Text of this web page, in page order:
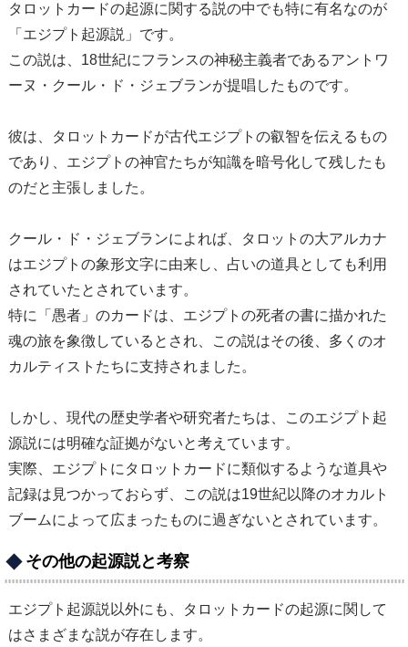
タロットカードの起源に関する説の中でも特に有名なのが
「エジプト起源説」です。
この説は、18世紀にフランスの神秘主義者であるアントワ
ーヌ・クール・ド・ジェブランが提唱したものです。
彼は、タロットカードが古代エジプトの叡智を伝えるもの
であり、エジプトの神官たちが知識を暗号化して残したも
のだと主張しました。
クール・ド・ジェブランによれば、タロットの大アルカナ
はエジプトの象形文字に由来し、占いの道具としても利用
されていたとされています。
特に「愚者」のカードは、エジプトの死者の書に描かれた
魂の旅を象徴しているとされ、この説はその後、多くのオ
カルティストたちに支持されました。
しかし、現代の歴史学者や研究者たちは、このエジプト起
源説には明確な証拠がないと考えています。
実際、エジプトにタロットカードに類似するような道具や
記録は見つかっておらず、この説は19世紀以降のオカルト
ブームによって広まったものに過ぎないとされています。
その他の起源説と考察
エジプト起源説以外にも、タロットカードの起源に関して
はさまざまな説が存在します。